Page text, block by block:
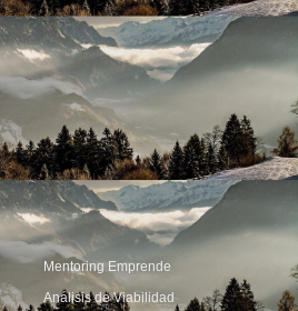
Mentoring Emprende
Análisis de Viabilidad